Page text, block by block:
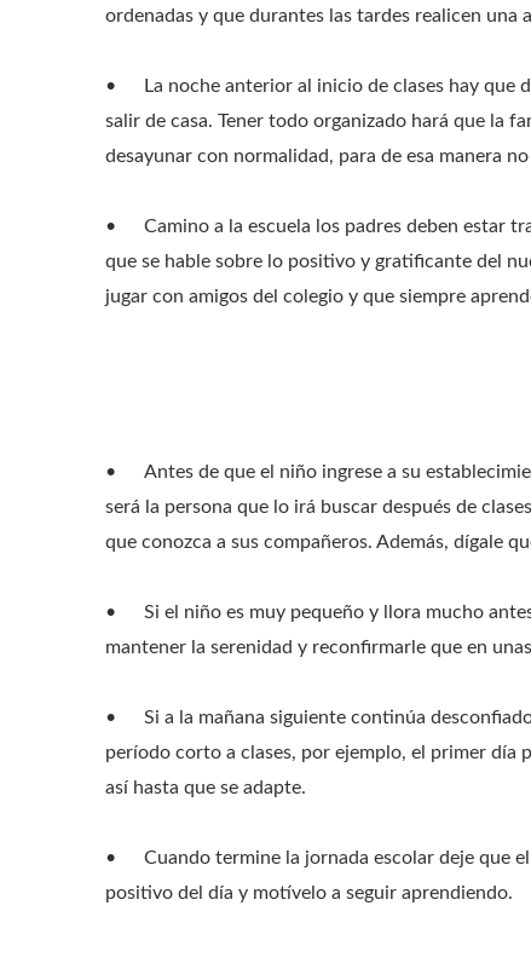
ordenadas y que durantes las tardes realicen una
•
La noche anterior al inicio de clases hay
salir de casa. Tener todo organizado hará que la
desayunar con normalidad, para de esa manera
•
Camino a la escuela los padres deben estar
que se hable sobre lo positivo y gratificante del
jugar con amigos del colegio y que siempre
•
Antes de que el niño ingrese a su
será la persona que lo irá buscar después de
que conozca a sus compañeros. Además, dígale
•
Si el niño es muy pequeño y llora mucho
mantener la serenidad y reconfirmarle que en
•
Si a la mañana siguiente continúa
período corto a clases, por ejemplo, el primer día
así hasta que se adapte.
•
Cuando termine la jornada escolar deje que
positivo del día y motívelo a seguir aprendiendo.